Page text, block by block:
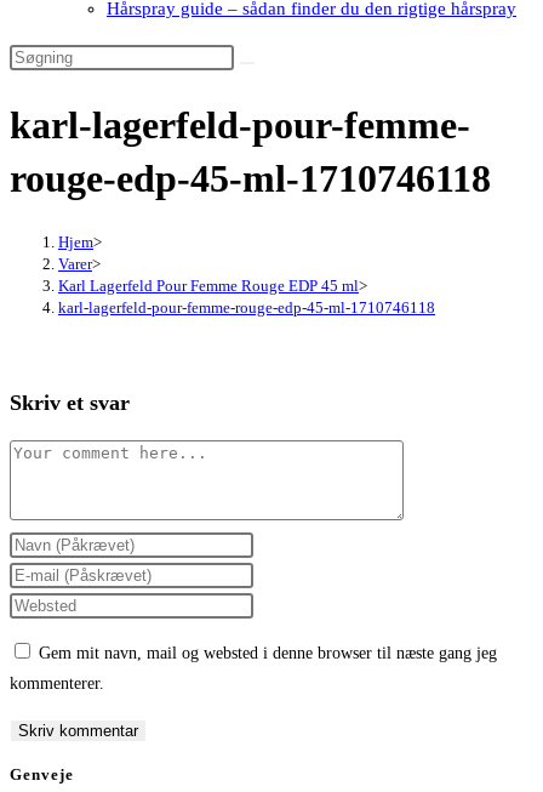
Hårspray guide – sådan finder du den rigtige hårspray
karl-lagerfeld-pour-femme-
rouge-edp-45-ml-1710746118
Hjem>
Varer>
Karl Lagerfeld Pour Femme Rouge EDP 45 ml>
karl-lagerfeld-pour-femme-rouge-edp-45-ml-1710746118
Skriv et svar
Comment
Enter
your
name
comment
Enter
your
comment
Enter
(optional)
Gem mit navn, mail og websted i denne browser til næste gang jeg
kommenterer.
Genveje